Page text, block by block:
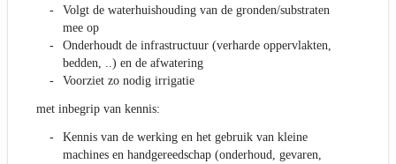
Volgt de waterhuishouding van de gronden/substraten
mee op
Onderhoudt de infrastructuur (verharde oppervlakten,
bedden, ..) en de afwatering
Voorziet zo nodig irrigatie
met inbegrip van kennis:
Kennis van de werking en het gebruik van kleine
machines en handgereedschap (onderhoud, gevaren,